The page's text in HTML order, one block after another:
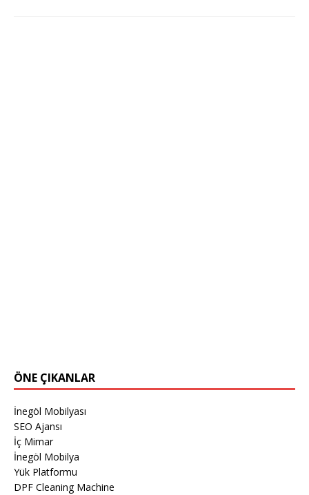
ÖNE ÇIKANLAR
İnegöl Mobilyası
SEO Ajansı
İç Mimar
İnegöl Mobilya
Yük Platformu
DPF Cleaning Machine